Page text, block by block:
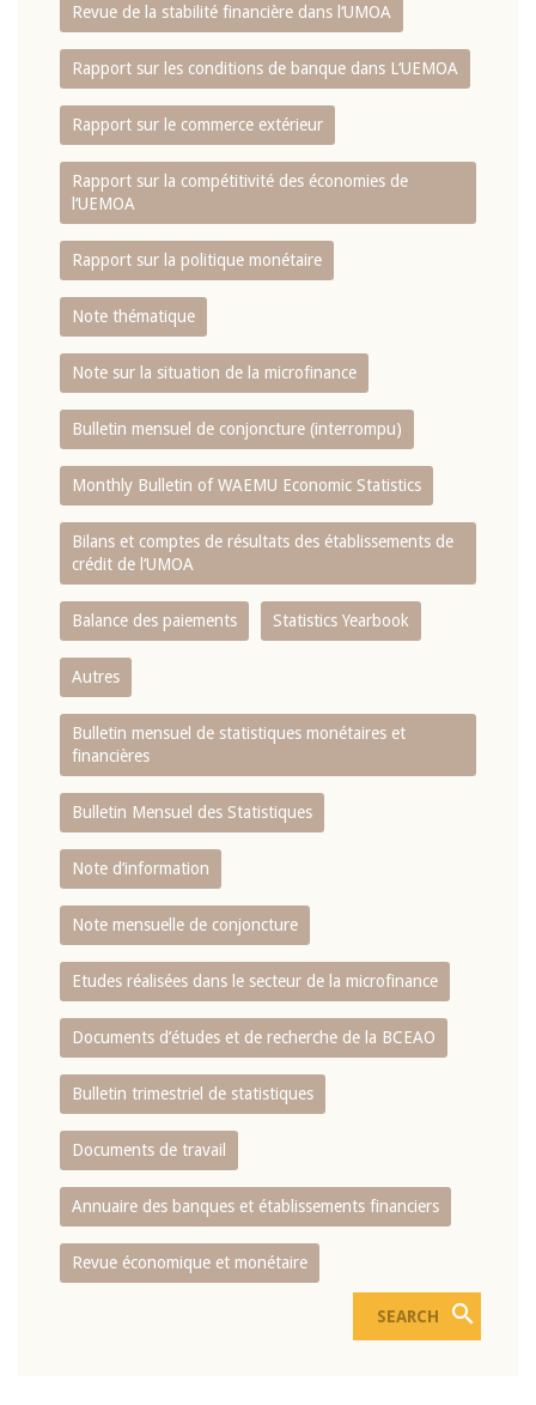
Revue de la stabilité financière dans l‘UMOA
Rapport sur les conditions de banque dans L‘UEMOA
Rapport sur le commerce extérieur
Rapport sur la compétitivité des économies de
l‘UEMOA
Rapport sur la politique monétaire
Note thématique
Note sur la situation de la microfinance
Bulletin mensuel de conjoncture (interrompu)
Monthly Bulletin of WAEMU Economic Statistics
Bilans et comptes de résultats des établissements de
crédit de l‘UMOA
Balance des paiements Statistics Yearbook
Autres
Bulletin mensuel de statistiques monétaires et
financières
Bulletin Mensuel des Statistiques
Note d’information
Note mensuelle de conjoncture
Etudes réalisées dans le secteur de la microfinance
Documents d’études et de recherche de la BCEAO
Bulletin trimestriel de statistiques
Documents de travail
Annuaire des banques et établissements financiers
Revue économique et monétaire